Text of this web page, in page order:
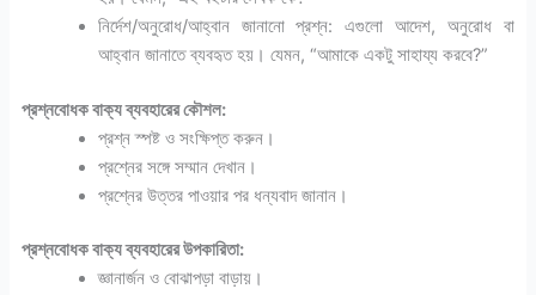
নির্দেশ/অনুরোধ/আহ্বান জানানো প্রশ্ন: এগুলো আদেশ, অনুরোধ বা
আহ্বান জানাতে ব্যবহৃত হয়। যেমন, “আমাকে একটু সাহায্য করবে?”
প্রশ্নবোধক বাক্য ব্যবহারের কৌশল:
প্রশ্ন স্পষ্ট ও সংক্ষিপ্ত করুন।
প্রশ্নের সঙ্গে সম্মান দেখান।
প্রশ্নের উত্তর পাওয়ার পর ধন্যবাদ জানান।
প্রশ্নবোধক বাক্য ব্যবহারের উপকারিতা:
জ্ঞানার্জন ও বোঝাপড়া বাড়ায়।